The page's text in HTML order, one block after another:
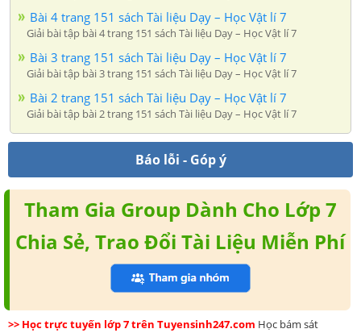
Bài 4 trang 151 sách Tài liệu Dạy – Học Vật lí 7
Giải bài tập bài 4 trang 151 sách Tài liệu Dạy – Học Vật lí 7
Bài 3 trang 151 sách Tài liệu Dạy – Học Vật lí 7
Giải bài tập bài 3 trang 151 sách Tài liệu Dạy – Học Vật lí 7
Bài 2 trang 151 sách Tài liệu Dạy – Học Vật lí 7
Giải bài tập bài 2 trang 151 sách Tài liệu Dạy – Học Vật lí 7
Báo lỗi - Góp ý
Tham Gia Group Dành Cho Lớp 7
Chia Sẻ, Trao Đổi Tài Liệu Miễn Phí
>> Học trực tuyến lớp 7 trên Tuyensinh247.com Học bám sát